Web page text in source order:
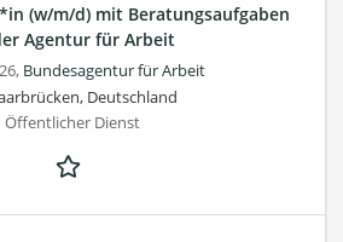
(w/m/d) mit Beratungsaufgaben
Agentur für Arbeit
Bundesagentur für Arbeit
Deutschland
Öffentlicher Dienst